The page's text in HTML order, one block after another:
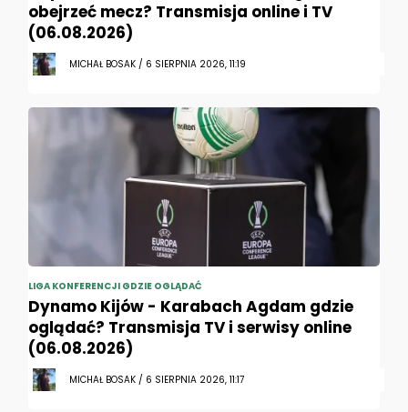
obejrzeć mecz? Transmisja online i TV
(06.08.2026)
MICHAŁ BOSAK / 6 SIERPNIA 2026, 11:19
LIGA KONFERENCJI GDZIE OGLĄDAĆ
Dynamo Kijów - Karabach Agdam gdzie
oglądać? Transmisja TV i serwisy online
(06.08.2026)
MICHAŁ BOSAK / 6 SIERPNIA 2026, 11:17